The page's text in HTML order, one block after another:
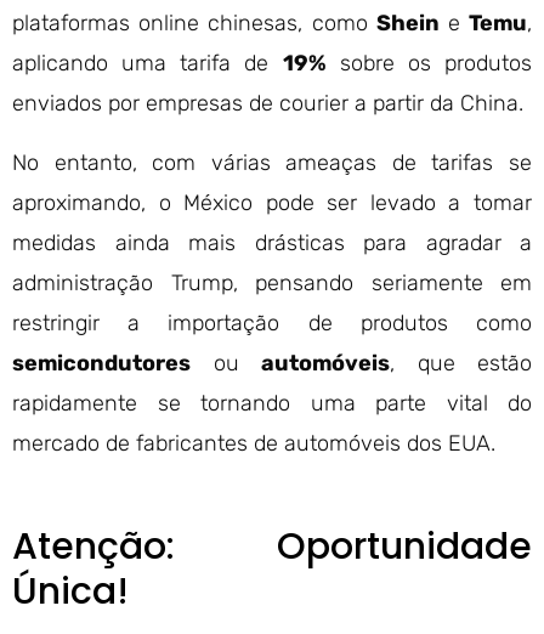
plataformas online chinesas, como Shein eTemu,
aplicando uma tarifa de 19% sobre os produtos
enviados por empresas de courier a partir da China.
No entanto, com várias ameaças de tarifas se
aproximando, o México pode ser levado a tomar
medidas ainda mais drásticas para agradar a
administração Trump, pensando seriamente em
restringir a importação de produtos como
semicondutores ou automóveis, que estão
rapidamente se tornando uma parte vital do
mercado de fabricantes de automóveis dos EUA.
Atenção: Oportunidade
Única!